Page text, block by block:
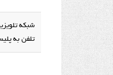
شبکه
تلفن به